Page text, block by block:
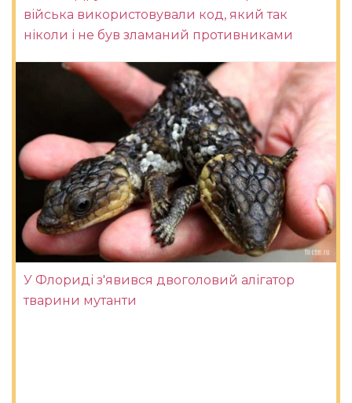
війська використовували код, який так
ніколи і не був зламаний противниками
У Флориді з'явився двоголовий алігатор
тварини мутанти